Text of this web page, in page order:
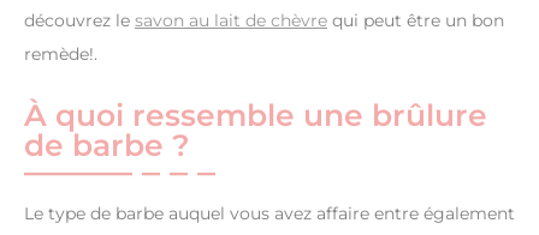
découvrez le savon au lait de chèvre qui peut être un bon
remède!.
À quoi ressemble une brûlure
de barbe ?
Le type de barbe auquel vous avez affaire entre également